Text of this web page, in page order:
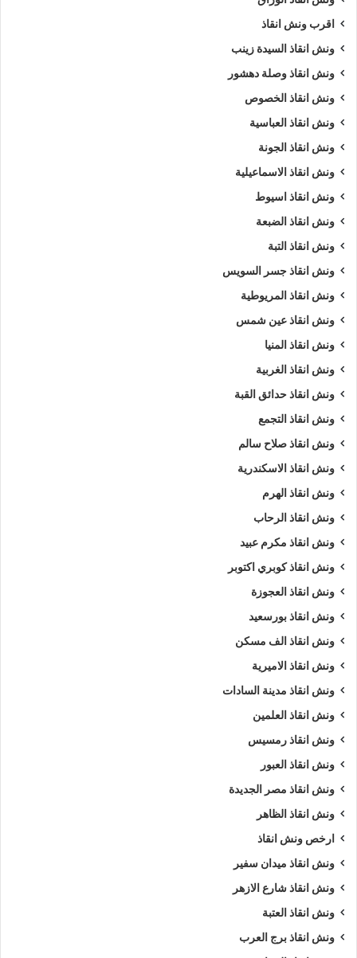
اقرب ونش انقاذ
ونش انقاذ السيدة زينب
ونش انقاذ وصلة دهشور
ونش انقاذ الخصوص
ونش انقاذ العباسية
ونش انقاذ الجونة
ونش انقاذ الاسماعيلية
ونش انقاذ اسيوط
ونش انقاذ الضبعة
ونش انقاذ التبة
ونش انقاذ جسر السويس
ونش انقاذ المريوطية
ونش انقاذ عين شمس
ونش انقاذ المنيا
ونش انقاذ الغربية
ونش انقاذ حدائق القبة
ونش انقاذ التجمع
ونش انقاذ صلاح سالم
ونش انقاذ الاسكندرية
ونش انقاذ الهرم
ونش انقاذ الرحاب
ونش انقاذ مكرم عبيد
ونش انقاذ كوبري اكتوبر
ونش انقاذ العجوزة
ونش انقاذ بورسعيد
ونش انقاذ الف مسكن
ونش انقاذ الاميرية
ونش انقاذ مدينة السادات
ونش انقاذ العلمين
ونش انقاذ رمسيس
ونش انقاذ العبور
ونش انقاذ مصر الجديدة
ونش انقاذ الظاهر
ارخص ونش انقاذ
ونش انقاذ ميدان سفير
ونش انقاذ شارع الازهر
ونش انقاذ العتبة
ونش انقاذ برج العرب